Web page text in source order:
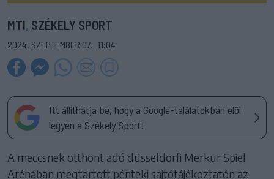
MTI, SZÉKELY SPORT
2024. SZEPTEMBER 07., 11:04
Itt állíthatja be, hogy a Google-találatokban elöl
legyen a Székely Sport!
A meccsnek otthont adó düsseldorfi Merkur Spiel
Arénában megtartott pénteki sajtótájékoztatón az